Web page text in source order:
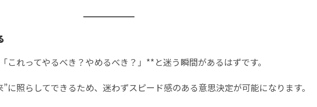
これってやるべき？やめるべき？」**と迷う瞬間があるはずです。
に照らしてできるため、迷わずスピード感のある意思決定が可能になります。